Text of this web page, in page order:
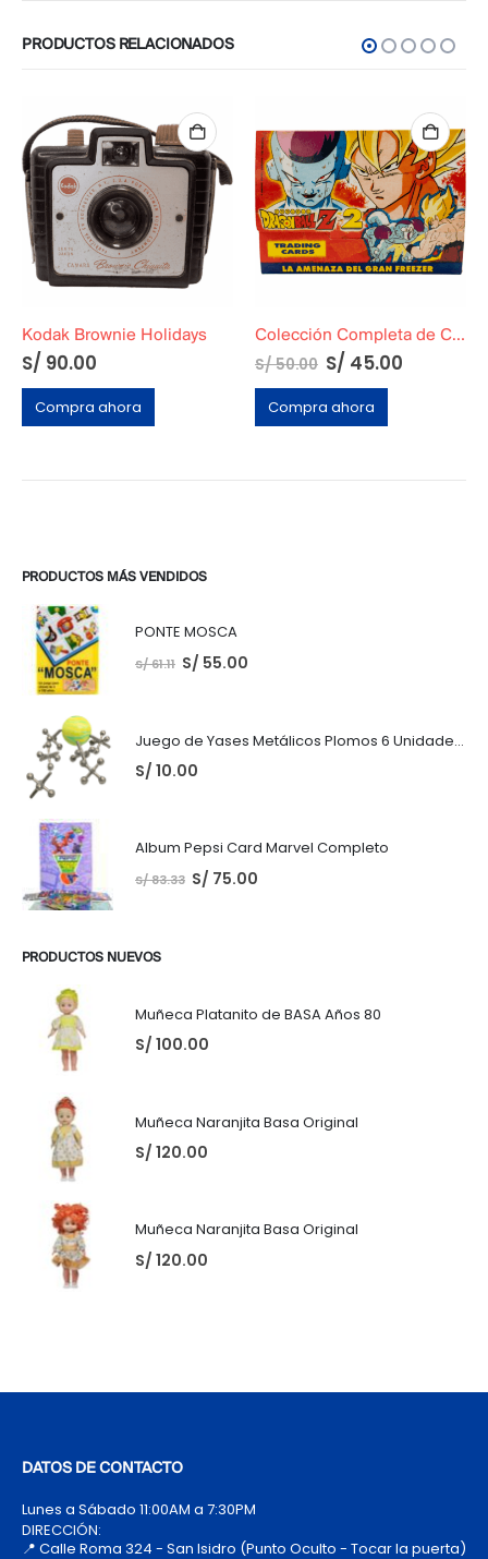
PRODUCTOS RELACIONADOS
Kodak Brownie Holidays
S/ 90.00
Compra ahora
Colección Completa de Cards de Dragon Ball Z2: La Amenaza del Gran Freezer
S/50.00 S/ 45.00
Compra ahora
PRODUCTOS MÁS VENDIDOS
PONTE MOSCA
S/61.11 S/ 55.00
Juego de Yases Metálicos Plomos 6 Unidades + Pelota de Goma (En Bolsita Lista para Regalar)
S/ 10.00
Album Pepsi Card Marvel Completo
S/83.33 S/ 75.00
PRODUCTOS NUEVOS
Muñeca Platanito de BASA Años 80
S/ 100.00
Muñeca Naranjita Basa Original
S/ 120.00
Muñeca Naranjita Basa Original
S/ 120.00
DATOS DE CONTACTO
Lunes a Sábado 11:00AM a 7:30PM
DIRECCIÓN:
📍 Calle Roma 324 - San Isidro (Punto Oculto - Tocar la puerta)